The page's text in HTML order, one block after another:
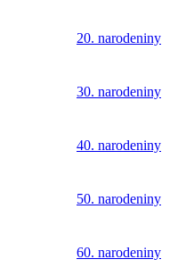
20. narodeniny
30. narodeniny
40. narodeniny
50. narodeniny
60. narodeniny